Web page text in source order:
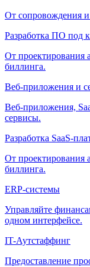
От сопровождения и
Разработка ПО под
От проектирования
биллинга.
Веб-приложения и
Веб-приложения,
сервисы.
Разработка SaaS-
От проектирования
биллинга.
ERP-системы
Управляйте
одном интерфейсе.
IT-Аутстаффинг
Предоставление